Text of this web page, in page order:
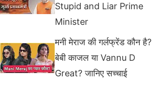
Stupid and Liar Prime
Minister
मनी मेराज की गर्लफ्रेंड कौन है?
बेबी काजल या Vannu D
Great? जानिए सच्चाई